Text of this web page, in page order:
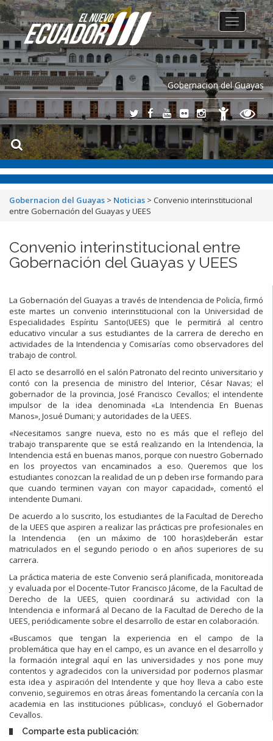
Gobernacion del Guayas
Toggle
navigation
Gobernacion del Guayas > Noticias > Convenio interinstitucional
entre Gobernación del Guayas y UEES
Convenio interinstitucional entre
Gobernación del Guayas y UEES
La Gobernación del Guayas a través de Intendencia de Policía, firmó
este martes un convenio interinstitucional con la Universidad de
Especialidades Espíritu Santo(UEES) que le permitirá al centro
educativo vincular a sus estudiantes de la carrera de derecho en
actividades de la Intendencia y Comisarías como observadores del
trabajo de control.
El acto se desarrolló en el salón Patronato del recinto universitario y
contó con la presencia de ministro del Interior, César Navas; el
gobernador de la provincia, José Francisco Cevallos; el intendente
impulsor de la idea denominada «La Intendencia En Buenas
Manos», Josué Dumani; y autoridades de la UEES.
«Necesitamos sangre nueva, esto no es más que el reflejo del
trabajo transparente que se está realizando en la Intendencia, la
Intendencia está en buenas manos, porque con nuestro Gobernado
en los proyectos van encaminados a eso. Queremos que los
estudiantes conozcan la realidad de un p deben irse formando para
que cuando terminen vayan con mayor capacidad», comentó el
intendente Dumani.
De acuerdo a lo suscrito, los estudiantes de la Facultad de Derecho
de la UEES que aspiren a realizar las prácticas pre profesionales en
la Intendencia (en un máximo de 100 horas)deberán estar
matriculados en el segundo periodo o en años superiores de su
carrera.
La práctica materia de este Convenio será planificada, monitoreada
y evaluada por el Docente-Tutor Francisco Jácome, de la Facultad de
Derecho de la UEES, quien coordinará su actividad con la
Intendencia e informará al Decano de la Facultad de Derecho de la
UEES, periódicamente sobre el desarrollo de estar en colaboración.
«Buscamos que tengan la experiencia en el campo de la
problemática que hay en el campo, es un avance en el desarrollo y
la formación integral aquí en las universidades y nos pone muy
contentos y agradecidos con la universidad por podernos plasmar
esta idea y aspiración del Intendente y que hoy lleva a cabo este
convenio, seguiremos en otras áreas fomentando la cercanía con la
academia en las instituciones públicas», concluyó el Gobernador
Cevallos.
Comparte esta publicación: